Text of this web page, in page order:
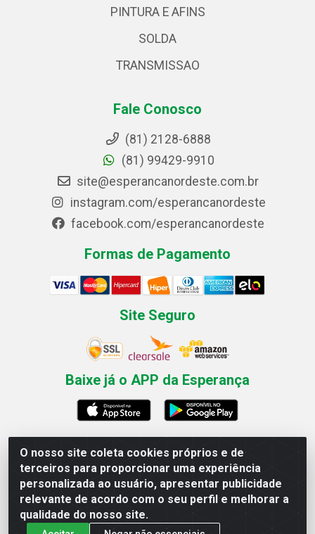
O nosso site coleta cookies próprios e de
terceiros para proporcionar uma experiência
personalizada ao usuário, apresentar publicidade
relevante de acordo com o seu perfil e melhorar a
qualidade do nosso site.
PINTURA E AFINS
SOLDA
TRANSMISSAO
Fale Conosco
(81) 2128-6888
(81) 99429-9910
site@esperancanordeste.com.br
instagram.com/esperancanordeste
facebook.com/esperancanordeste
Formas de Pagamento
Site Seguro
Baixe já o APP da Esperança
Esperança Nordeste - Rua Professor Caldas Filho, 291 -
Estância - Recife / PE CEP: 50771-335 - CNPJ
03.666.136/0001-23